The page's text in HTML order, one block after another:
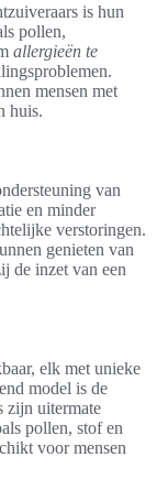
is hun
pollen,
allergieën te
mensen met
huis.
van
en minder
verstoringen.
genieten van
de inzet van een
elk met unieke
model is de
zijn uitermate
pollen, stof en
voor mensen